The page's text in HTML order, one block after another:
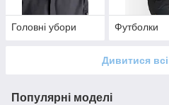
Головні убори Футболки
Дивитися
Популярні моделі